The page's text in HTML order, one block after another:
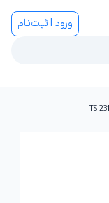
ورود | ثبت‌نام